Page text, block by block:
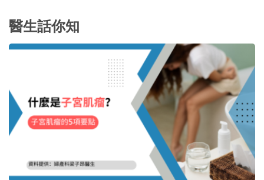
醫生話你知